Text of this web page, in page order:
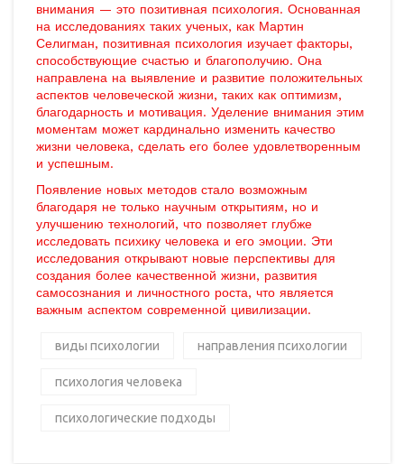
внимания — это позитивная психология. Основанная
на исследованиях таких ученых, как Мартин
Селигман, позитивная психология изучает факторы,
способствующие счастью и благополучию. Она
направлена на выявление и развитие положительных
аспектов человеческой жизни, таких как оптимизм,
благодарность и мотивация. Уделение внимания этим
моментам может кардинально изменить качество
жизни человека, сделать его более удовлетворенным
и успешным.
Появление новых методов стало возможным
благодаря не только научным открытиям, но и
улучшению технологий, что позволяет глубже
исследовать психику человека и его эмоции. Эти
исследования открывают новые перспективы для
создания более качественной жизни, развития
самосознания и личностного роста, что является
важным аспектом современной цивилизации.
виды психологии направления психологии
психология человека
психологические подходы